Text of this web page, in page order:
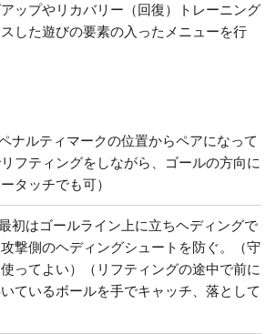
ップやリカバリー（回復）トレーニング
した遊びの要素の入ったメニューを行
ナルティマークの位置からペアになって
フティングをしながら、ゴールの方向に
タッチでも可）
初はゴールライン上に立ちヘディングで
撃側のヘディングシュートを防ぐ。（守
ってよい）（リフティングの途中で前に
ているボールを手でキャッチ、落として